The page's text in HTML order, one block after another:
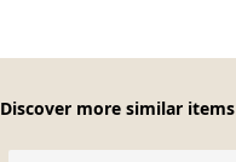
Discover more similar items